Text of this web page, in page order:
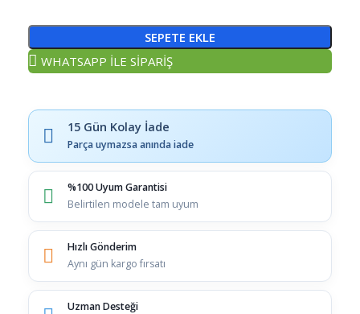
SEPETE EKLE
WHATSAPP İLE SİPARİŞ
15 Gün Kolay İade
Parça uymazsa anında iade
%100 Uyum Garantisi
Belirtilen modele tam uyum
Hızlı Gönderim
Aynı gün kargo fırsatı
Uzman Desteği